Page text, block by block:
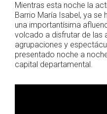
Mientras esta noche la
Barrio María Isabel, ya se
una importantísima
volcado a disfrutar de las
agrupaciones y
presentado noche a
capital departamental.